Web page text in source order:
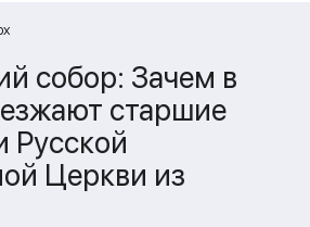
собор: Зачем в
старшие
Русской
Церкви из